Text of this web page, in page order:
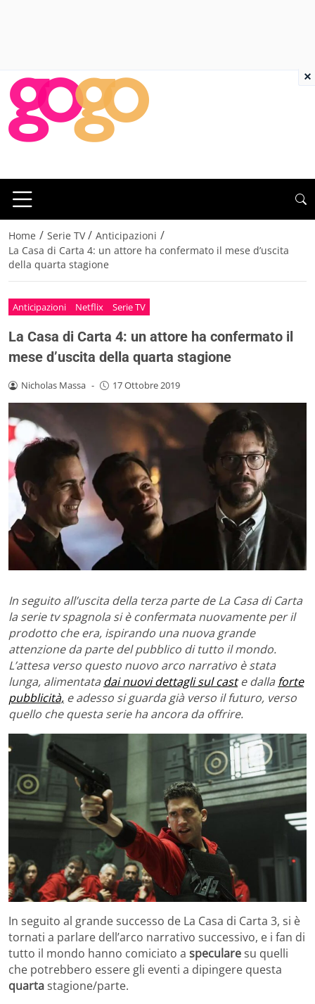
Home / Serie TV / Anticipazioni /
La Casa di Carta 4: un attore ha confermato il mese d’uscita
della quarta stagione
Anticipazioni Netflix Serie TV
La Casa di Carta 4: un attore ha confermato il
mese d’uscita della quarta stagione
Nicholas Massa - 17 Ottobre 2019
In seguito all’uscita della terza parte de La Casa di Carta
la serie tv spagnola si è confermata nuovamente per il
prodotto che era, ispirando una nuova grande
attenzione da parte del pubblico di tutto il mondo.
L’attesa verso questo nuovo arco narrativo è stata
lunga, alimentata dai nuovi dettagli sul caste dalla forte
pubblicità, e adesso si guarda già verso il futuro, verso
quello che questa serie ha ancora da offrire.
In seguito al grande successo de La Casa di Carta 3, si è
tornati a parlare dell’arco narrativo successivo, e i fan di
tutto il mondo hanno comiciato a specularesu quelli
che potrebbero essere gli eventi a dipingere questa
quartastagione/parte.
×